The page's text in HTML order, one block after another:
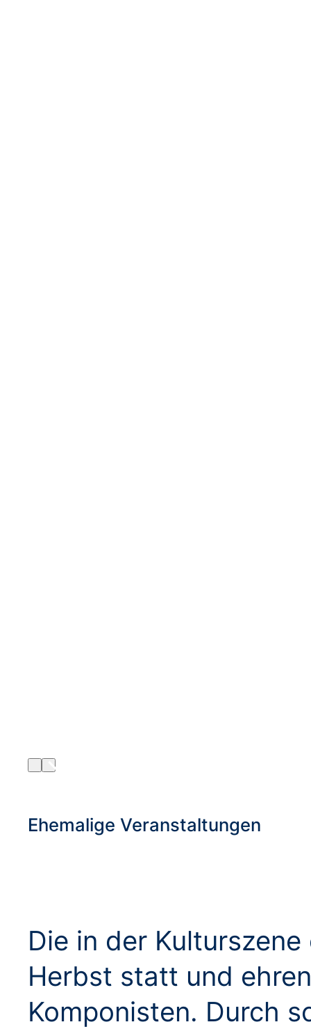
Ehemalige Veranstaltungen
Die in der
Herbst statt und
Komponisten. Durch